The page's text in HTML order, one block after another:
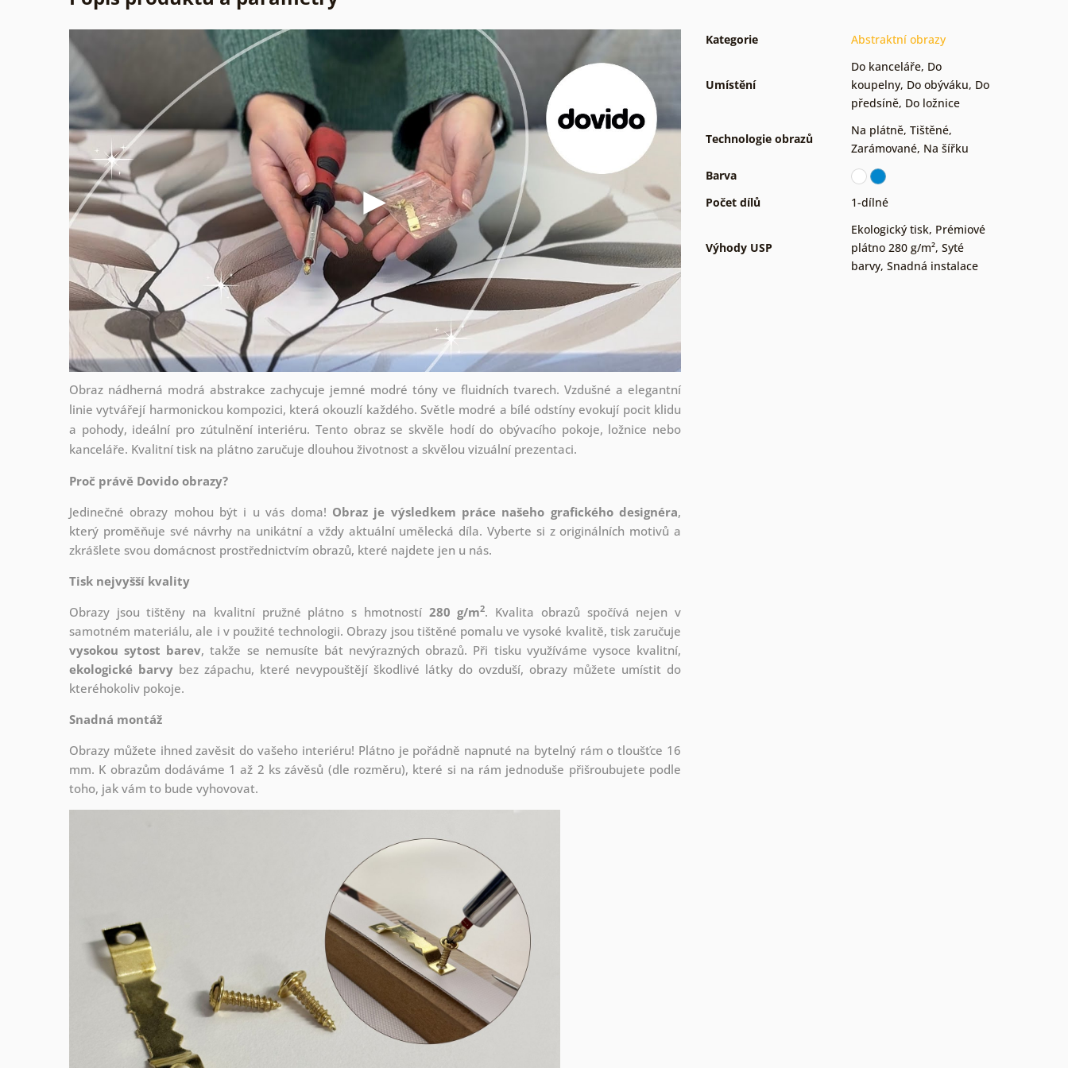
Obraz nádherná modrá abstrakce zachycuje jemné modré tóny ve fluidních tvarech. Vzdušné a elegantní
linie vytvářejí harmonickou kompozici, která okouzlí každého. Světle modré a bílé odstíny evokují pocit klidu
a pohody, ideální pro zútulnění interiéru. Tento obraz se skvěle hodí do obývacího pokoje, ložnice nebo
kanceláře. Kvalitní tisk na plátno zaručuje dlouhou životnost a skvělou vizuální prezentaci.
Proč právě Dovido obrazy?
Jedinečné obrazy mohou být i u vás doma! Obraz je výsledkem práce našeho grafického designéra,
který proměňuje své návrhy na unikátní a vždy aktuální umělecká díla. Vyberte si z originálních motivů a
zkrášlete svou domácnost prostřednictvím obrazů, které najdete jen u nás.
Tisk nejvyšší kvality
Obrazy jsou tištěny na kvalitní pružné plátno s hmotností 280 g/m2. Kvalita obrazů spočívá nejen v
samotném materiálu, ale i v použité technologii. Obrazy jsou tištěné pomalu ve vysoké kvalitě, tisk zaručuje
vysokou sytost barev, takže se nemusíte bát nevýrazných obrazů. Při tisku využíváme vysoce kvalitní,
ekologické barvy bez zápachu, které nevypouštějí škodlivé látky do ovzduší, obrazy můžete umístit do
kteréhokoliv pokoje.
Snadná montáž
Obrazy můžete ihned zavěsit do vašeho interiéru! Plátno je pořádně napnuté na bytelný rám o tloušťce 16
mm. K obrazům dodáváme 1 až 2 ks závěsů (dle rozměru), které si na rám jednoduše přišroubujete podle
toho, jak vám to bude vyhovovat.
Kategorie Abstraktní obrazy
Umístění
Do kanceláře, Do
koupelny, Do obýváku, Do
předsíně, Do ložnice
Technologie obrazů
Na plátně, Tištěné,
Zarámované, Na šířku
Barva
Počet dílů
1-dílné
Výhody USP
Ekologický tisk, Prémiové
plátno 280 g/m², Syté
barvy, Snadná instalace